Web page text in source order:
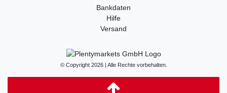
Bankdaten
Hilfe
Versand
© Copyright 2026 | Alle Rechte vorbehalten.